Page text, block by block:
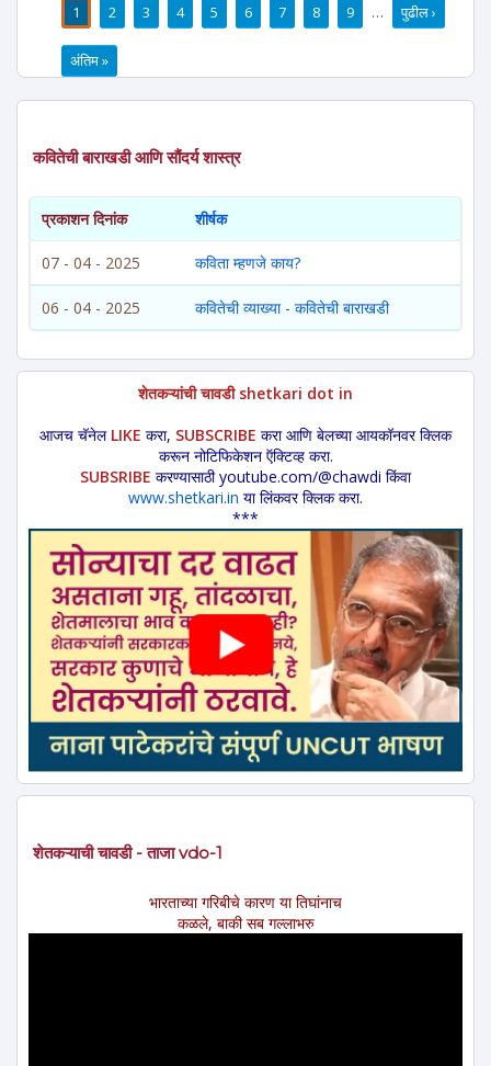
पाने 1 2 3 4 5 6 7 8 9 … पुढील ›
अंतिम »
कवितेची बाराखडी आणि सौंदर्य शास्त्र
प्रकाशन दिनांक शीर्षक
07 - 04 - 2025 कविता म्हणजे काय?
06 - 04 - 2025 कवितेची व्याख्या - कवितेची बाराखडी
शेतकऱ्यांची चावडी shetkari dot in
आजच चॅनेल LIKE करा, SUBSCRIBE करा आणि बेलच्या आयकॉनवर क्लिक
करून नोटिफिकेशन ऍक्टिव्ह करा.
SUBSRIBE करण्यासाठी youtube.com/@chawdi किंवा
www.shetkari.in या लिंकवर क्लिक करा.
***
शेतकऱ्याची चावडी - ताजा vdo-1
भारताच्या गरिबीचे कारण या तिघांनाच
कळले, बाकी सब गल्लाभरु